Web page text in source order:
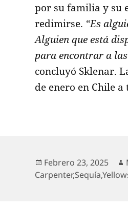
por su familia y su
redimirse. “Es
Alguien que está
para encontrar a
concluyó Sklenar.
de enero en Chile
Publicado
el
Febrero 23, 2025
Carpenter,Sequía,